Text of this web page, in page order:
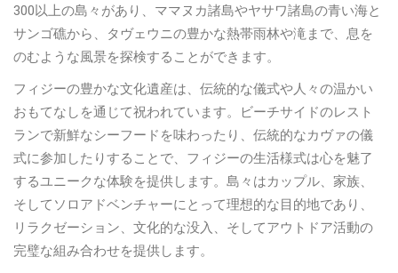
300以上の島々があり、ママヌカ諸島やヤサワ諸島の青い海と
サンゴ礁から、タヴェウニの豊かな熱帯雨林や滝まで、息を
のむような風景を探検することができます。
フィジーの豊かな文化遺産は、伝統的な儀式や人々の温かい
おもてなしを通じて祝われています。ビーチサイドのレスト
ランで新鮮なシーフードを味わったり、伝統的なカヴァの儀
式に参加したりすることで、フィジーの生活様式は心を魅了
するユニークな体験を提供します。島々はカップル、家族、
そしてソロアドベンチャーにとって理想的な目的地であり、
リラクゼーション、文化的な没入、そしてアウトドア活動の
完璧な組み合わせを提供します。